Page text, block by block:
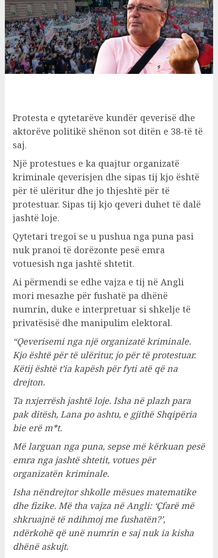
Protesta e qytetarëve kundër qeverisë dhe
aktorëve politikë shënon sot ditën e 38-të të
saj.
Një protestues e ka quajtur organizatë
kriminale qeverisjen dhe sipas tij kjo është
për të ulëritur dhe jo thjeshtë për të
protestuar. Sipas tij kjo qeveri duhet të dalë
jashtë loje.
Qytetari tregoi se u pushua nga puna pasi
nuk pranoi të dorëzonte pesë emra
votuesish nga jashtë shtetit.
Ai përmendi se edhe vajza e tij në Angli
mori mesazhe për fushatë pa dhënë
numrin, duke e interpretuar si shkelje të
privatësisë dhe manipulim elektoral.
“Qeverisemi nga një organizatë kriminale.
Kjo është për të ulëritur, jo për të protestuar.
Këtij është t’ia kapësh për fyti atë që na
drejton.
Ta nxjerrësh jashtë loje. Isha në plazh para
pak ditësh, Lana po ashtu, e gjithë Shqipëria
bie erë m*t.
Më larguan nga puna, sepse më kërkuan pesë
emra nga jashtë shtetit, votues për
organizatën kriminale.
Isha nëndrejtor shkolle mësues matematike
dhe fizike. Më tha vajza në Angli: ‘Çfarë më
shkruajnë të ndihmoj me fushatën?’,
ndërkohë që unë numrin e saj nuk ia kisha
dhënë askujt.